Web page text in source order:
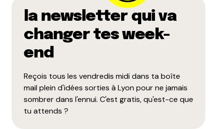
la newsletter qui va
changer tes week-
end
Reçois tous les vendredis midi dans ta boîte
mail plein d'idées sorties à Lyon pour ne jamais
sombrer dans l'ennui. C'est gratis, qu'est-ce que
tu attends ?